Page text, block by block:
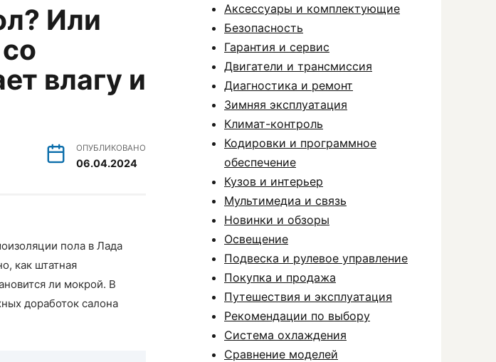
Или
влагу и
ОПУБЛИКОВАНО
06.04.2024
пола в Лада
как штатная
ли мокрой. В
доработок салона
Аксессуары и комплектующие
Безопасность
Гарантия и сервис
Двигатели и трансмиссия
Диагностика и ремонт
Зимняя эксплуатация
Климат-контроль
Кодировки и программное
обеспечение
Кузов и интерьер
Мультимедиа и связь
Новинки и обзоры
Освещение
Подвеска и рулевое управление
Покупка и продажа
Путешествия и эксплуатация
Рекомендации по выбору
Система охлаждения
Сравнение моделей